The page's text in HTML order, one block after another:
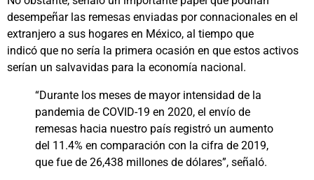
desempeñar las remesas enviadas por connacionales en el
extranjero a sus hogares en México, al tiempo que
indicó que no sería la primera ocasión en que estos activos
serían un salvavidas para la economía nacional.
“Durante los meses de mayor intensidad de la
pandemia de COVID-19 en 2020, el envío de
remesas hacia nuestro país registró un aumento
del 11.4% en comparación con la cifra de 2019,
que fue de 26,438 millones de dólares”, señaló.